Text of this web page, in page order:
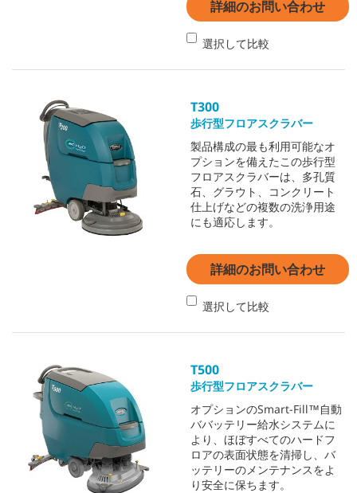
詳細のお問い合わせ
選択して比較
T300
歩行型フロアスクラバー
製品構成の最も利用可能なオ
プションを備えたこの歩行型
フロアスクラバーは、多孔質
石、グラウト、コンクリート
仕上げなどの複数の洗浄用途
にも適応します。
詳細のお問い合わせ
選択して比較
T500
歩行型フロアスクラバー
オプションのSmart-Fill™自動
ババッテリー給水システムに
より、ほぼすべてのハードフ
ロアの表面状態を清掃し、バ
ッテリーのメンテナンスをよ
り安全に保ちます。